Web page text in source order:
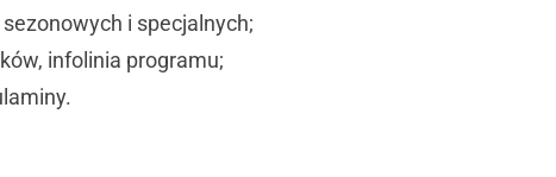
i specjalnych;
infolinia programu;